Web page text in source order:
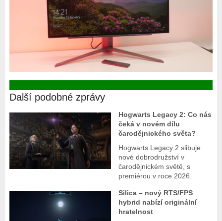
Další podobné zprávy
Hogwarts Legacy 2: Co nás
čeká v novém dílu
čarodějnického světa?
Hogwarts Legacy 2 slibuje
nové dobrodružství v
čarodějnickém světě, s
premiérou v roce 2026.
Silica – nový RTS/FPS
hybrid nabízí originální
hratelnost